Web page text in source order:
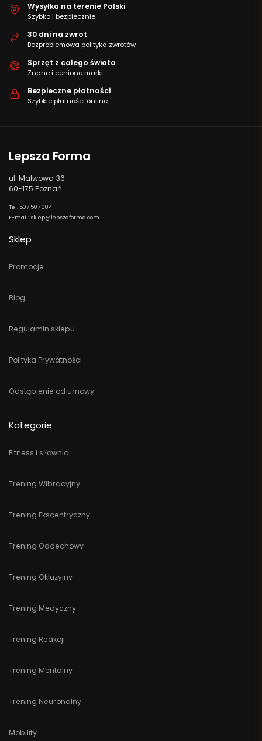
Wysyłka na terenie Polski
Szybko i bezpiecznie
30 dni na zwrot
Bezproblemowa polityka zwrotów
Sprzęt z całego świata
Znane i cenione marki
Bezpieczne płatności
Szybkie płatności online
Lepsza Forma
ul. Malwowa 36
60-175 Poznań
Tel. 507 507 004
E-mail: sklep@lepszaforma.com
Sklep
Promocje
Blog
Regulamin sklepu
Polityka Prywatności
Odstąpienie od umowy
Kategorie
Fitness i siłownia
Trening Wibracyjny
Trening Ekscentryczny
Trening Oddechowy
Trening Okluzyjny
Trening Medyczny
Trening Reakcji
Trening Mentalny
Trening Neuronalny
Mobility